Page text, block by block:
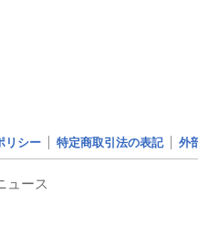
リシー 特定商取引法の表記 外
ュース